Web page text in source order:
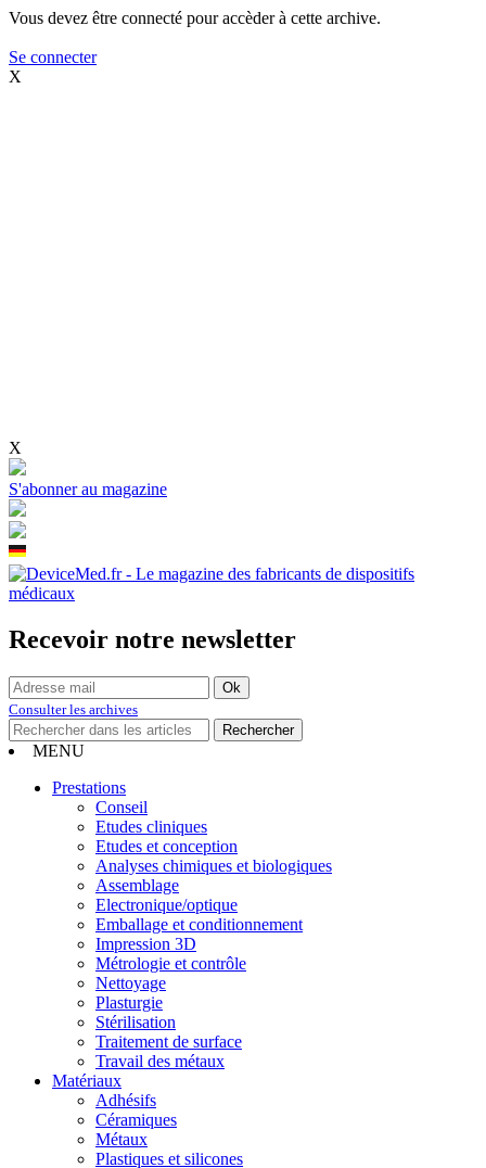
Vous devez être connecté pour accèder à cette archive.
Se connecter
X
X
S'abonner au magazine
Recevoir notre newsletter
Consulter les archives
MENU
Prestations
Conseil
Etudes cliniques
Etudes et conception
Analyses chimiques et biologiques
Assemblage
Electronique/optique
Emballage et conditionnement
Impression 3D
Métrologie et contrôle
Nettoyage
Plasturgie
Stérilisation
Traitement de surface
Travail des métaux
Matériaux
Adhésifs
Céramiques
Métaux
Plastiques et silicones